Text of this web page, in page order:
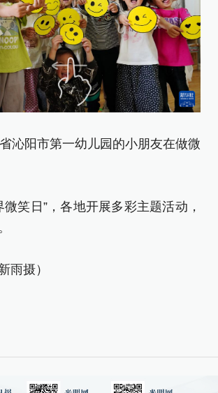
沁阳市第一幼儿园的小朋友在做微
微笑日”，各地开展多彩主题活动，
雨摄）